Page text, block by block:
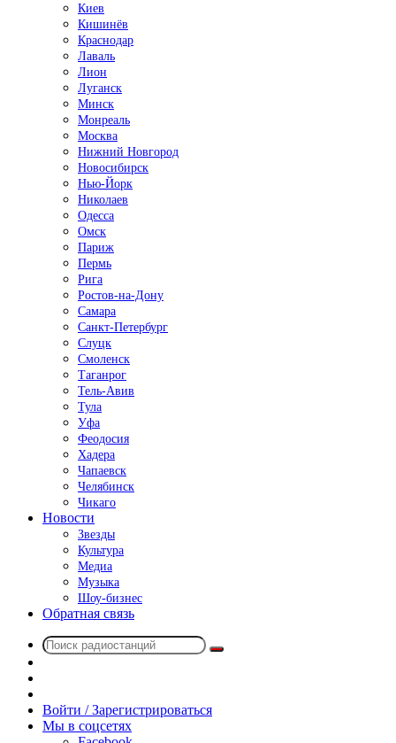
Киев
Кишинёв
Краснодар
Лаваль
Лион
Луганск
Минск
Монреаль
Москва
Нижний Новгород
Новосибирск
Нью-Йорк
Николаев
Одесса
Омск
Париж
Пермь
Рига
Ростов-на-Дону
Самара
Санкт-Петербург
Слуцк
Смоленск
Таганрог
Тель-Авив
Тула
Уфа
Феодосия
Хадера
Чапаевск
Челябинск
Чикаго
Новости
Звезды
Культура
Медиа
Музыка
Шоу-бизнес
Обратная связь
Поиск
радио
Войти / Зарегистрироваться
Мы в соцсетях